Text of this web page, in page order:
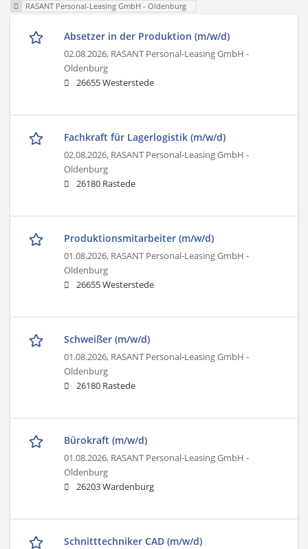
RASANT Personal-Leasing GmbH - Oldenburg
Absetzer in der Produktion (m/w/d)
02.08.2026, RASANT Personal-Leasing GmbH -
Oldenburg
26655 Westerstede
Fachkraft für Lagerlogistik (m/w/d)
02.08.2026, RASANT Personal-Leasing GmbH -
Oldenburg
26180 Rastede
Produktionsmitarbeiter (m/w/d)
01.08.2026, RASANT Personal-Leasing GmbH -
Oldenburg
26655 Westerstede
Schweißer (m/w/d)
01.08.2026, RASANT Personal-Leasing GmbH -
Oldenburg
26180 Rastede
Bürokraft (m/w/d)
01.08.2026, RASANT Personal-Leasing GmbH -
Oldenburg
26203 Wardenburg
Schnitttechniker CAD (m/w/d)